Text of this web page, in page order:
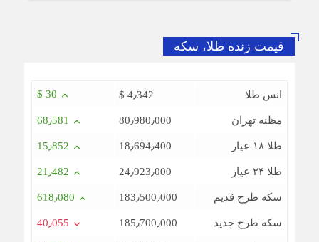
قیمت زنده طلا، سکه
انس طلا $ 4٫342 $ 30
مظنه تهران 80٫980٫000 68٫581
طلا ۱۸ عیار 18٫694٫400 15٫852
طلا ۲۴ عیار 24٫923٫000 21٫482
سکه طرح قدیم 183٫500٫000 618٫080
سکه طرح جدید 185٫700٫000 40٫055